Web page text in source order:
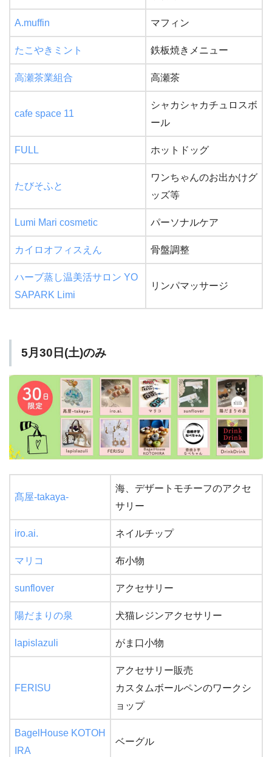
A.muffin マフィン
たこやきミント 鉄板焼きメニュー
高瀬茶業組合 高瀬茶
cafe space 11
シャカシャカチュロスボ
ール
FULL ホットドッグ
たびそふと
ワンちゃんのお出かけグ
ッズ等
Lumi Mari cosmetic パーソナルケア
カイロオフィスえん 骨盤調整
ハーブ蒸し温美活サロン YO
SAPARK Limi
リンパマッサージ
5月30日(土)のみ
髙屋-takaya-
海、デザートモチーフのアクセ
サリー
iro.ai. ネイルチップ
マリコ 布小物
sunflover アクセサリー
陽だまりの泉 犬猫レジンアクセサリー
lapislazuli がま口小物
FERISU
アクセサリー販売
カスタムボールペンのワークシ
ョップ
BagelHouse KOTOH
IRA
ベーグル